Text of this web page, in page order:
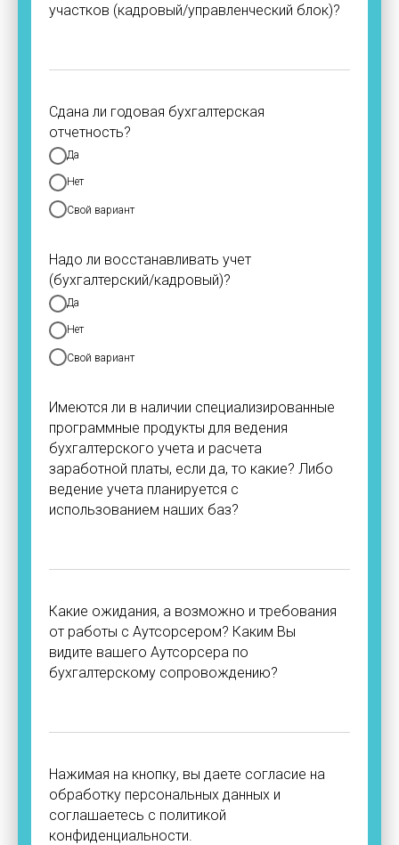
участков (кадровый/управленческий блок)?
Сдана ли годовая бухгалтерская
отчетность?
Да
Нет
Свой вариант
Надо ли восстанавливать учет
(бухгалтерский/кадровый)?
Да
Нет
Свой вариант
Имеются ли в наличии специализированные
программные продукты для ведения
бухгалтерского учета и расчета
заработной платы, если да, то какие? Либо
ведение учета планируется с
использованием наших баз?
Какие ожидания, а возможно и требования
от работы с Аутсорсером? Каким Вы
видите вашего Аутсорсера по
бухгалтерскому сопровождению?
Нажимая на кнопку, вы даете согласие на
обработку персональных данных и
соглашаетесь c политикой
конфиденциальности.